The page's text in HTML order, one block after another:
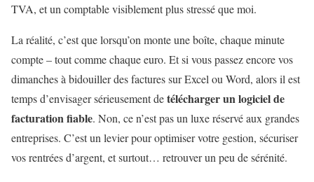
TVA, et un comptable visiblement plus stressé que moi.
La réalité, c’est que lorsqu’on monte une boîte, chaque minute
compte – tout comme chaque euro. Et si vous passez encore vos
dimanches à bidouiller des factures sur Excel ou Word, alors il est
temps d’envisager sérieusement detélécharger un logiciel de
facturation fiable. Non, ce n’est pas un luxe réservé aux grandes
entreprises. C’est un levier pour optimiser votre gestion, sécuriser
vos rentrées d’argent, et surtout… retrouver un peu de sérénité.